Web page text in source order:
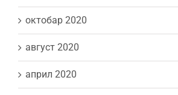
октобар 2020
август 2020
април 2020